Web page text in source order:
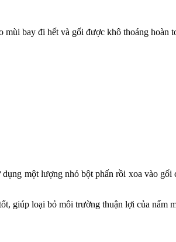
bay đi hết và gối được khô thoáng hoàn
một lượng nhỏ bột phấn rồi xoa vào gối
giúp loại bỏ môi trường thuận lợi của nấm